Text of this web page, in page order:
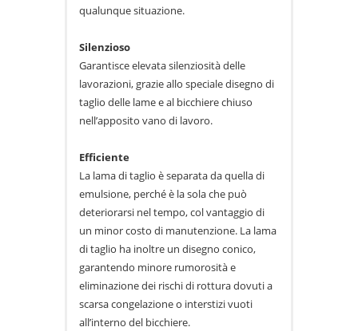
qualunque situazione.
Silenzioso
Garantisce elevata silenziosità delle
lavorazioni, grazie allo speciale disegno di
taglio delle lame e al bicchiere chiuso
nell’apposito vano di lavoro.
Efficiente
La lama di taglio è separata da quella di
emulsione, perché è la sola che può
deteriorarsi nel tempo, col vantaggio di
un minor costo di manutenzione. La lama
di taglio ha inoltre un disegno conico,
garantendo minore rumorosità e
eliminazione dei rischi di rottura dovuti a
scarsa congelazione o interstizi vuoti
all’interno del bicchiere.